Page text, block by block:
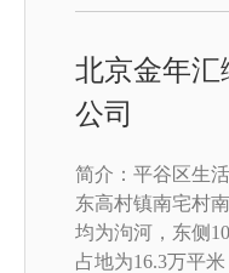
北京金年汇
公司
简介：平谷区生
东高村镇南宅村
均为泃河，东侧
占地为16.3万平